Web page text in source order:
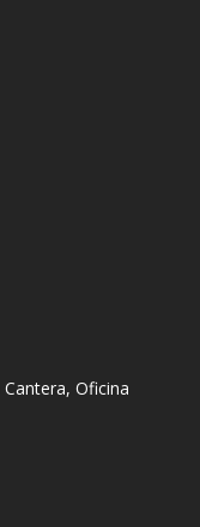
Oficina